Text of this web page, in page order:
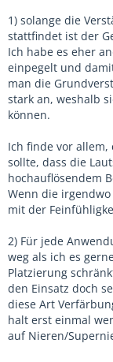
1) solange die
stattfindet ist der
Ich habe es eher
einpegelt und
man die
stark an, weshalb
können.
Ich finde vor
sollte, dass die
hochauflösendem
Wenn die
mit der
2) Für jede
weg als ich es
Platzierung
den Einsatz doch
diese Art
halt erst einmal
auf Nieren/